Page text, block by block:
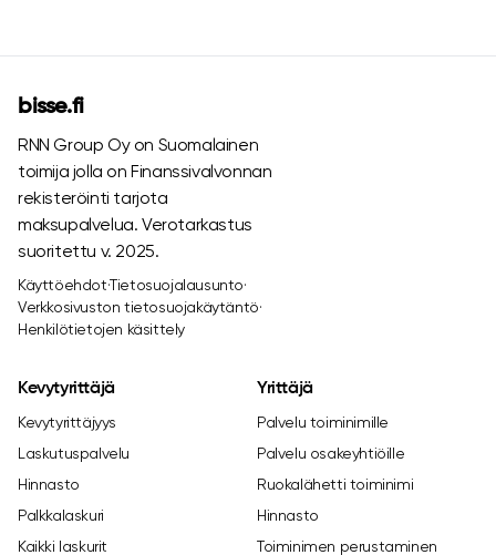
bisse.fi
RNN Group Oy on Suomalainen
toimija jolla on Finanssivalvonnan
rekisteröinti tarjota
maksupalvelua. Verotarkastus
suoritettu v. 2025.
Käyttöehdot·Tietosuojalausunto·
Verkkosivuston tietosuojakäytäntö·
Henkilötietojen käsittely
Kevytyrittäjä
Kevytyrittäjyys
Laskutuspalvelu
Hinnasto
Palkkalaskuri
Kaikki laskurit
Yrittäjä
Palvelu toiminimille
Palvelu osakeyhtiöille
Ruokalähetti toiminimi
Hinnasto
Toiminimen perustaminen